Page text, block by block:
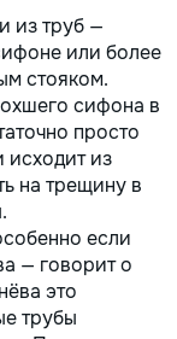
из труб —
или более
стояком.
сифона в
просто
исходит из
на трещину в
если
— говорит о
это
трубы